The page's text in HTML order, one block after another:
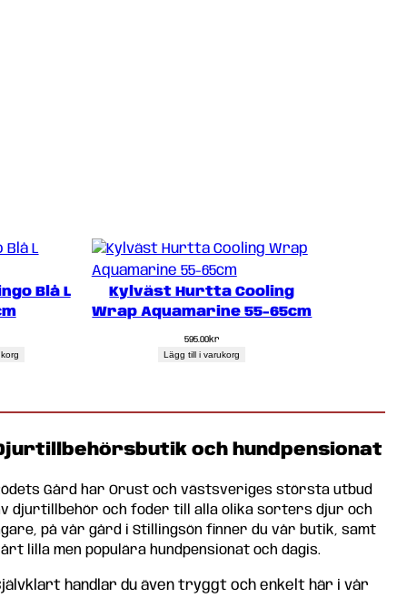
Blå L
Kylväst Hurtta Cooling
Wrap Aquamarine 55-65cm
595.00kr
Lägg till i varukorg
och hundpensionat
Gård har Orust och västsveriges största utbud
djurtillbehör och foder till alla olika sorters djur och
på vår gård i Stillingsön finner du vår butik, samt
lilla men populära hundpensionat och dagis.
handlar du även tryggt och enkelt här i vår